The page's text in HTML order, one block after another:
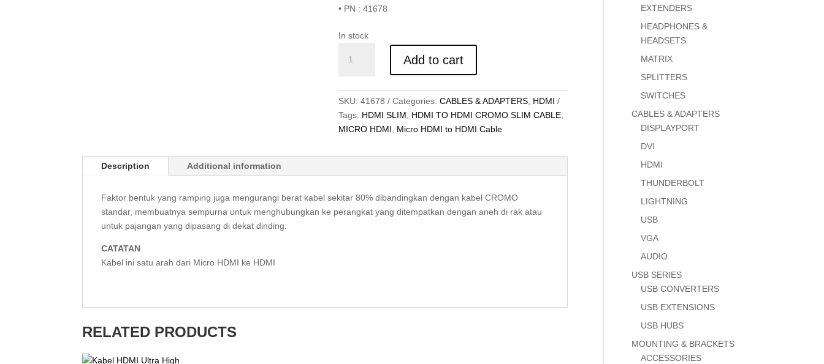
• PN : 41678
In stock
SLIM
2.0
HIGH
SPEED,
MICRO
HDMI,
3M
quantity
Add to cart
SKU: 41678 Categories: CABLES & ADAPTERS, HDMI
Tags: HDMI SLIM HDMI TO HDMI CROMO SLIM CABLE,
MICRO HDMI
Micro HDMI to HDMI Cable
Description Additional information
Faktor bentuk yang ramping juga mengurangi berat kabel sekitar 80% dibandingkan dengan kabel CROMO
standar, membuatnya sempurna untuk menghubungkan ke perangkat yang ditempatkan dengan aneh di rak atau
untuk pajangan yang dipasang di dekat dinding.
CATATAN
Kabel ini satu arah dari Micro HDMI ke HDMI
RELATED PRODUCTS
EXTENDERS
HEADPHONES &
HEADSETS
MATRIX
SPLITTERS
SWITCHES
CABLES & ADAPTERS
DISPLAYPORT
DVI
HDMI
THUNDERBOLT
LIGHTNING
USB
VGA
AUDIO
USB SERIES
USB CONVERTERS
USB EXTENSIONS
USB HUBS
MOUNTING & BRACKETS
ACCESSORIES